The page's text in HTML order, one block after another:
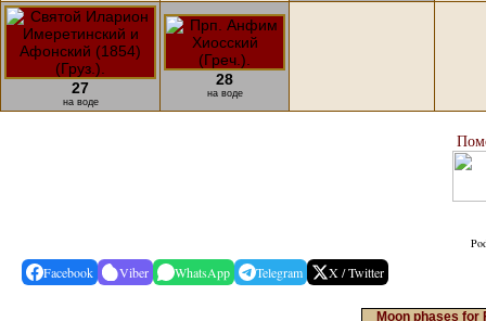
27
на воде
28
на воде
Facebook Viber WhatsApp Telegram X / Twitter
Moon phases for